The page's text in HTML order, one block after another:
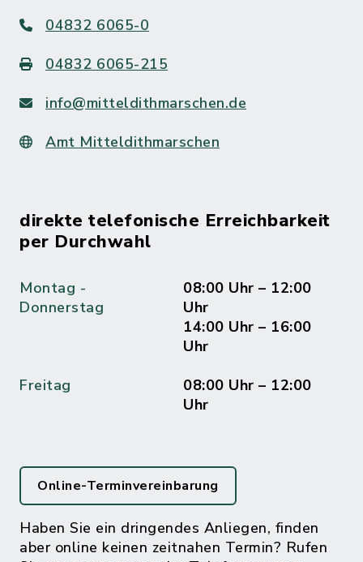
04832 6065-0
04832 6065-215
info@mitteldithmarschen.de
Amt Mitteldithmarschen
direkte telefonische Erreichbarkeit
per Durchwahl
Montag -
Donnerstag
08:00 Uhr – 12:00
Uhr
14:00 Uhr – 16:00
Uhr
Freitag
08:00 Uhr – 12:00
Uhr
Online-Terminvereinbarung
Haben Sie ein dringendes Anliegen, finden
aber online keinen zeitnahen Termin? Rufen